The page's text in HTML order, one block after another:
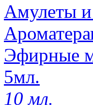
Амулеты
Эфирные
5мл.
10 мл.